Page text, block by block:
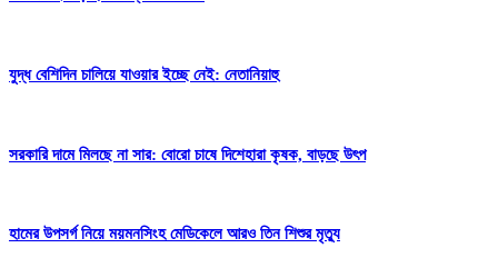
যুদ্ধ বেশিদিন চালিয়ে যাওয়ার ইচ্ছে নেই: নেতানিয়াহু
সরকারি দামে মিলছে না সার: বোরো চাষে দিশেহারা কৃষক, বাড়ছে উৎপ
হামের উপসর্গ নিয়ে ময়মনসিংহ মেডিকেলে আরও তিন শিশুর মৃত্যু